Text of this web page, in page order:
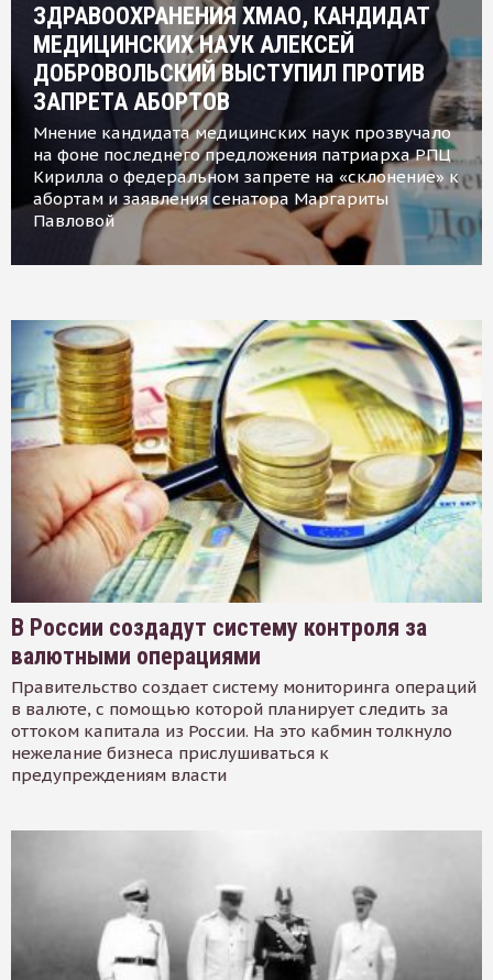
ЗДРАВООХРАНЕНИЯ ХМАО, КАНДИДАТ
МЕДИЦИНСКИХ НАУК АЛЕКСЕЙ
ДОБРОВОЛЬСКИЙ ВЫСТУПИЛ ПРОТИВ
ЗАПРЕТА АБОРТОВ
Мнение кандидата медицинских наук прозвучало
на фоне последнего предложения патриарха РПЦ
Кирилла о федеральном запрете на «склонение» к
абортам и заявления сенатора Маргариты
Павловой
В России создадут систему контроля за
валютными операциями
Правительство создает систему мониторинга операций
в валюте, с помощью которой планирует следить за
оттоком капитала из России. На это кабмин толкнуло
нежелание бизнеса прислушиваться к
предупреждениям власти